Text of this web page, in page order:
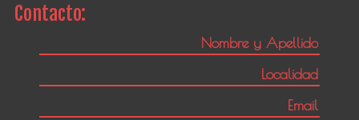
Contacto: